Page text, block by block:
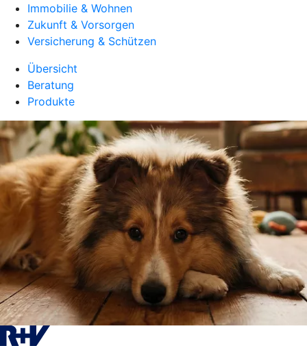
Immobilie & Wohnen
Zukunft & Vorsorgen
Versicherung & Schützen
Übersicht
Beratung
Produkte